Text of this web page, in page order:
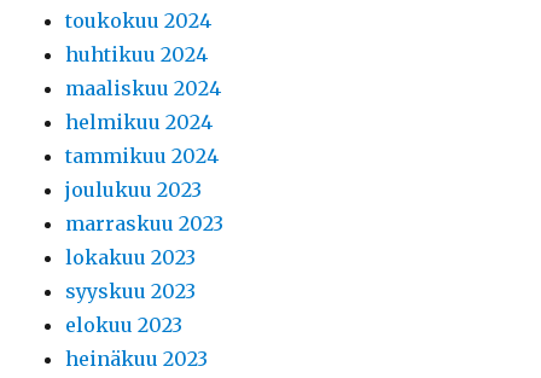
toukokuu 2024
huhtikuu 2024
maaliskuu 2024
helmikuu 2024
tammikuu 2024
joulukuu 2023
marraskuu 2023
lokakuu 2023
syyskuu 2023
elokuu 2023
heinäkuu 2023